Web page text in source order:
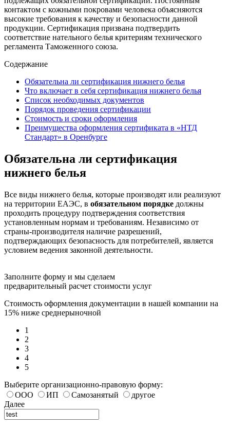
контактом с кожными покровами человека объясняются
высокие требования к качеству и безопасности данной
продукции. Сертификация призвана подтвердить
соответствие нательного белья критериям технического
регламента Таможенного союза.
Содержание
Обязательна ли сертификация нижнего белья
Что включает в себя сертификация нижнего белья
Список необходимых документов
Порядок проведения сертификации
Стоимость и сроки оформления
Преимущества оформления сертификата в «НТД
Стандарт» в Оренбурге
Обязательна ли сертификация
нижнего белья
Все виды нижнего белья, которые производят или реализуют
на территории ЕАЭС, в обязательном порядке должны
проходить процедуру подтверждения соответствия
установленным нормам и требованиям. Независимо от
страны-производителя наличие разрешений,
подтверждающих безопасность для потребителей, является
условием ведения законной деятельности.
Заполните форму и мы сделаем
предварительный расчет стоимости услуг
Стоимость оформления документации в нашей компании на
15% ниже среднерыночной
1
2
3
4
5
Выберите организационно-правовую форму:
ООО
ИП Самозанятый
другое
Далее